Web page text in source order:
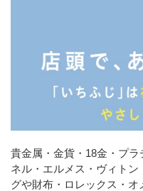
貴金属・金貨・18金・プ
ネル・エルメス・ヴィト
グや財布・ロレックス・